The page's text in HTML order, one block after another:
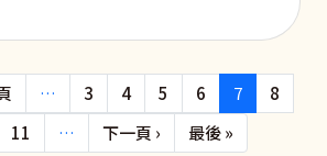
Previous page
… 3 4 5 6 7
8
11 … 下一頁 › 下一頁最後 »